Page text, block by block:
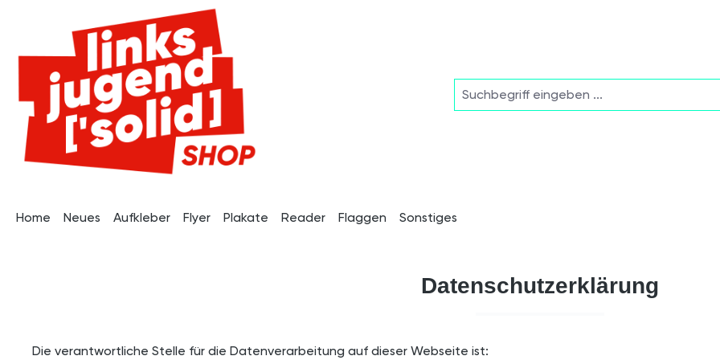
Zur Hauptnavigation springen
Home Neues Aufkleber Flyer Plakate Reader Flaggen Sonstiges
Datenschutzerklärung
Die verantwortliche Stelle für die Datenverarbeitung auf dieser Webseite ist: